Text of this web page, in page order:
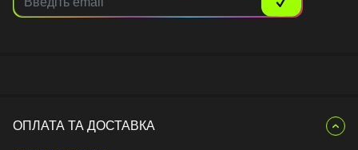
ОПЛАТА ТА ДОСТАВКА